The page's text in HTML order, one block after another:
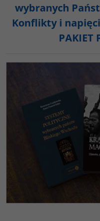
wybranych
Konflikty i
PAKIET